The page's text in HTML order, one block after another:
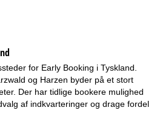
for Early Booking i Tyskland.
og Harzen byder på et stort
Der har tidlige bookere mulighed
af indkvarteringer og drage fordel